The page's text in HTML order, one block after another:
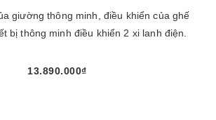
giường thông minh, điều khiển của ghế
bị thông minh điều khiển 2 xi lanh điện.
13.890.000₫